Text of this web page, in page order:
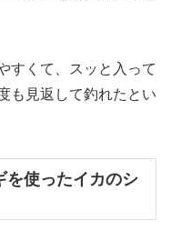
すくて、スッと入って
も見返して釣れたとい
を使ったイカのシ